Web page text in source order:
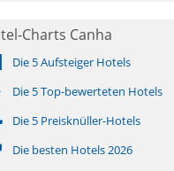
Charts Canha
Die 5 Aufsteiger Hotels
Die 5 Top-bewerteten Hotels
Die 5 Preisknüller-Hotels
Die besten Hotels 2026